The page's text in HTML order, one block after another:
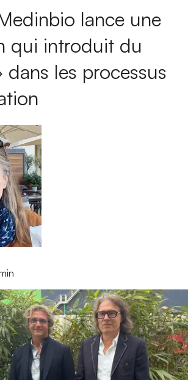
lance une
qui introduit du
les processus